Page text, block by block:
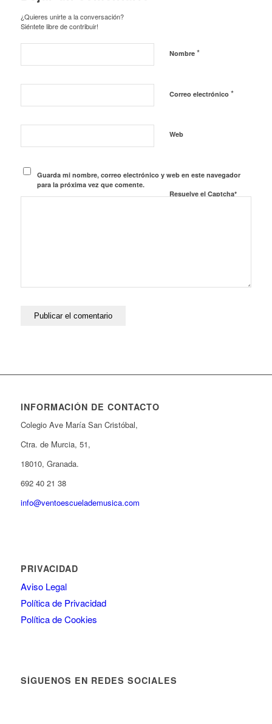
¿Quieres unirte a la conversación?
Siéntete libre de contribuir!
Nombre *
Correo electrónico *
Web
Guarda mi nombre, correo electrónico y web en este navegador
para la próxima vez que comente.
Resuelve el Captcha*
INFORMACIÓN DE CONTACTO
Colegio Ave María San Cristóbal,
Ctra. de Murcia, 51,
18010, Granada.
692 40 21 38
info@ventoescuelademusica.com
PRIVACIDAD
Aviso Legal
Política de Privacidad
Política de Cookies
SÍGUENOS EN REDES SOCIALES